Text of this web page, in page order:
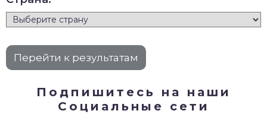
Подпишитесь на наши
Социальные сети